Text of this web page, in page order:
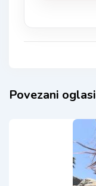
Povezani oglasi